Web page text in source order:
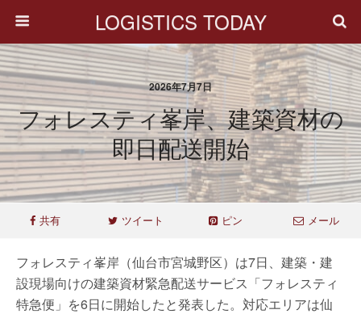
LOGISTICS TODAY
2026年7月7日
フォレスティ峯岸、建築資材の
即日配送開始
共有 ツイート ピン メール
フォレスティ峯岸（仙台市宮城野区）は7日、建築・建
設現場向けの建築資材緊急配送サービス「フォレスティ
特急便」を6日に開始したと発表した。対応エリアは仙